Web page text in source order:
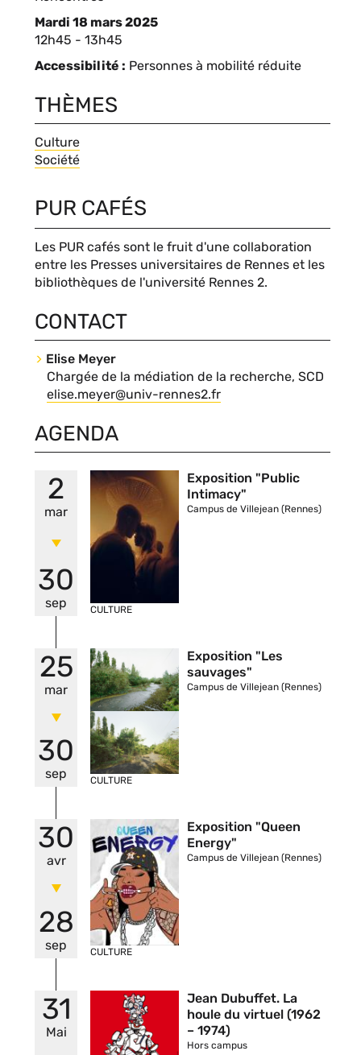
lieu
d'événement
Mardi 18 mars 2025
Complément
de
date
12h45 - 13h45
Accessibilité
Personnes à mobilité réduite
THÈMES
Thèmes
Culture
Société
Blocs
personnalisables
PUR CAFÉS
Contenu
du
bloc
Les PUR cafés sont le fruit d'une collaboration
entre les Presses universitaires de Rennes et les
bibliothèques de l'université Rennes 2.
CONTACT
Contact
Nom
du
Elise Meyer
Chargée de la médiation de la recherche, SCD
Courriel
elise.meyer@univ-rennes2.fr
AGENDA
2
mar
30
sep
Vignette
Exposition "Public
Intimacy"
Campus de Villejean (Rennes)
CULTURE
25
mar
30
sep
Vignette
Exposition "Les
sauvages"
Campus de Villejean (Rennes)
CULTURE
30
avr
28
sep
Vignette
Exposition "Queen
Energy"
Campus de Villejean (Rennes)
CULTURE
31
Mai
Vignette
Jean Dubuffet. La
houle du virtuel (1962
– 1974)
Hors campus